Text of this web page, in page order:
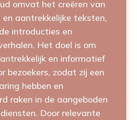
omvat het creëren van
aantrekkelijke teksten,
introducties en
Het doel is om
en informatief
bezoekers, zodat zij een
hebben en
raken in de aangeboden
Door relevante